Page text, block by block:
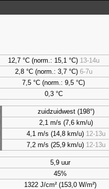
12,7 °C (norm.: 15,1 °C) 13-14u
2,8°C (norm.: 3,7 °C) 6-7u
7,5 °C (norm.: 9,5 °C)
0,3°C
zuidzuidwest (198°)
2,1 m/s (7,6 km/u)
4,1 m/s (14,8 km/u) 12-13u
7,2 m/s (25,9 km/u) 12-13u
5,9 uur
45%
1322 J/cm² (153,0 W/m²)